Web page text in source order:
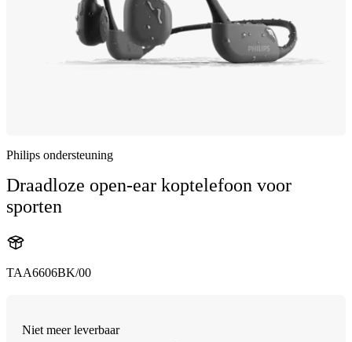
Philips ondersteuning
Draadloze open-ear koptelefoon voor
sporten
TAA6606BK/00
Niet meer leverbaar